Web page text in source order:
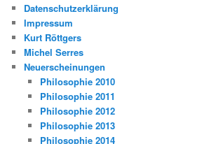
Datenschutzerklärung
Impressum
Kurt Röttgers
Michel Serres
Neuerscheinungen
Philosophie 2010
Philosophie 2011
Philosophie 2012
Philosophie 2013
Philosophie 2014